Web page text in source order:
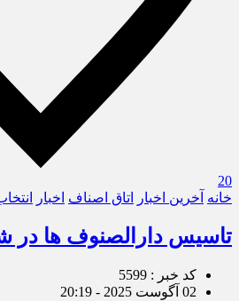
20
خانه آخرین اخبار اتاق اصناف اخبار
تاسیس دارالصنوف ها در
کد خبر : 5599
02 آگوست 2025 - 20:19